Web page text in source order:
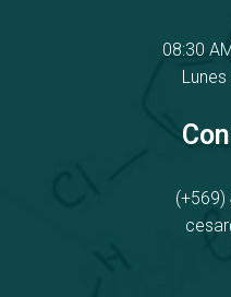
08:30
(+569)